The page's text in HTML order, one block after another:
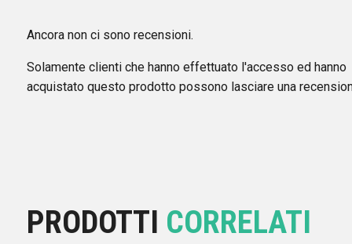
Ancora non ci sono recensioni.
Solamente clienti che hanno effettuato l'accesso ed hanno
acquistato questo prodotto possono lasciare una
PRODOTTI CORRELATI